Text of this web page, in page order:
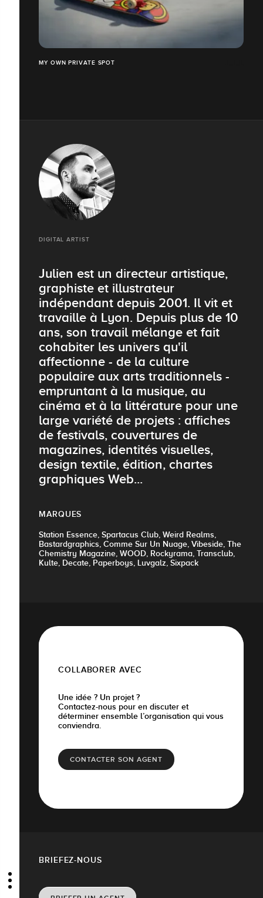
MY OWN PRIVATE SPOT
DIGITAL ARTIST
Julien est un directeur artistique,
graphiste et illustrateur
indépendant depuis 2001. Il vit et
travaille à Lyon. Depuis plus de 10
ans, son travail mélange et fait
cohabiter les univers qu'il
affectionne - de la culture
populaire aux arts traditionnels -
empruntant à la musique, au
cinéma et à la littérature pour une
large variété de projets : affiches
de festivals, couvertures de
magazines, identités visuelles,
design textile, édition, chartes
graphiques Web...
MARQUES
Station Essence, Spartacus Club, Weird Realms,
Bastardgraphics, Comme Sur Un Nuage, Vibeside, The
Chemistry Magazine, WOOD, Rockyrama, Transclub,
Kulte, Decate, Paperboys, Luvgalz, Sixpack
COLLABORER AVEC
Une idée ? Un projet ?
Contactez-nous pour en discuter et
déterminer ensemble l’organisation qui vous
conviendra.
CONTACTER SON AGENT
BRIEFEZ-NOUS